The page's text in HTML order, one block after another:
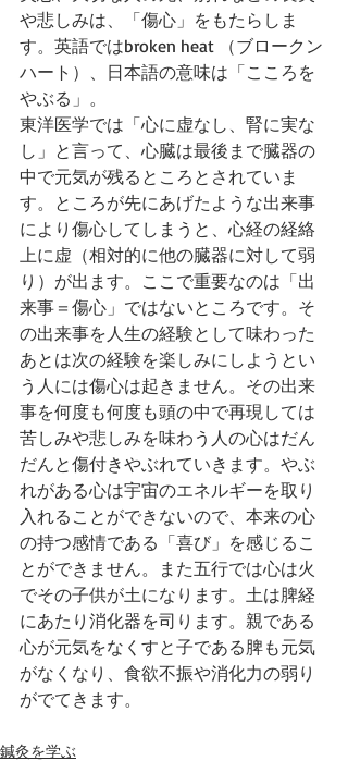
や悲しみは、「傷心」をもたらしま
す。英語ではbroken heat （ブロークン
ハート）、日本語の意味は「こころを
やぶる」。
東洋医学では「心に虚なし、腎に実な
し」と言って、心臓は最後まで臓器の
中で元気が残るところとされていま
す。ところが先にあげたような出来事
により傷心してしまうと、心経の経絡
上に虚（相対的に他の臓器に対して弱
り）が出ます。ここで重要なのは「出
来事＝傷心」ではないところです。そ
の出来事を人生の経験として味わった
あとは次の経験を楽しみにしようとい
う人には傷心は起きません。その出来
事を何度も何度も頭の中で再現しては
苦しみや悲しみを味わう人の心はだん
だんと傷付きやぶれていきます。やぶ
れがある心は宇宙のエネルギーを取り
入れることができないので、本来の心
の持つ感情である「喜び」を感じるこ
とができません。また五行では心は火
でその子供が土になります。土は脾経
にあたり消化器を司ります。親である
心が元気をなくすと子である脾も元気
がなくなり、食欲不振や消化力の弱り
がでてきます。
鍼灸を学ぶ